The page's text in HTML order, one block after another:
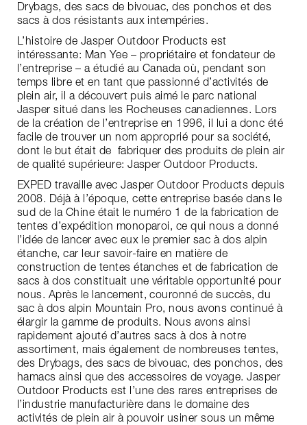
Drybags, des sacs de bivouac, des ponchos et des
sacs à dos résistants aux intempéries.
L’histoire de Jasper Outdoor Products est
intéressante: Man Yee – propriétaire et fondateur de
l’entreprise – a étudié au Canada où, pendant son
temps libre et en tant que passionné d’activités de
plein air, il a découvert puis aimé le parc national
Jasper situé dans les Rocheuses canadiennes. Lors
de la création de l’entreprise en 1996, il lui a donc été
facile de trouver un nom approprié pour sa société,
dont le but était de fabriquer des produits de plein air
de qualité supérieure: Jasper Outdoor Products.
EXPED travaille avec Jasper Outdoor Products depuis
2008. Déjà à l’époque, cette entreprise basée dans le
sud de la Chine était le numéro 1 de la fabrication de
tentes d’expédition monoparoi, ce qui nous a donné
l’idée de lancer avec eux le premier sac à dos alpin
étanche, car leur savoir-faire en matière de
construction de tentes étanches et de fabrication de
sacs à dos constituait une véritable opportunité pour
nous. Après le lancement, couronné de succès, du
sac à dos alpin Mountain Pro, nous avons continué à
élargir la gamme de produits. Nous avons ainsi
rapidement ajouté d’autres sacs à dos à notre
assortiment, mais également de nombreuses tentes,
des Drybags, des sacs de bivouac, des ponchos, des
hamacs ainsi que des accessoires de voyage. Jasper
Outdoor Products est l’une des rares entreprises de
l’industrie manufacturière dans le domaine des
activités de plein air à pouvoir usiner sous un même